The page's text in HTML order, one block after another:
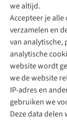
we altijd.
Accepteer je
verzamelen en
van analytische,
analytische
website wordt
we de website
IP-adres en
gebruiken we
Deze data delen